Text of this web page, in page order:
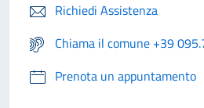
Richiedi Assistenza
Chiama il comune +39
Prenota un appuntamento